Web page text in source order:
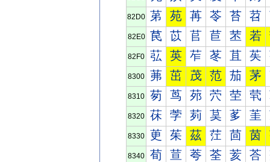
82D0 苐 苑 苒 苓 苔 苕
82E0 苠 苡 苢 苣 苤 若
82F0 苰 英 苲 苳 苴 苵
8300 茀 茁 茂 范 茄 茅
8310 茐 茑 茒 茓 茔 茕
8320 茠 茡 茢 茣 茤 茥
8330 茰 茱 茲 茳 茴 茵
8340 荀 荁 荂 荃 荄 荅